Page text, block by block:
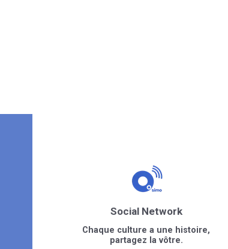
Social Network
Chaque culture a une histoire,
partagez la vôtre.